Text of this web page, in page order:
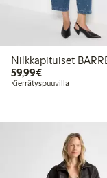
Nilkkapituiset
59,99€59,99 €
Kierrätyspuuvilla